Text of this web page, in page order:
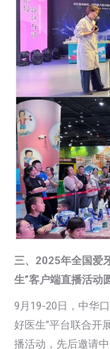
三、2025年全国爱
生”客户端直播活动
9月19-20日，中华
好医生”平台联合开
播活动，先后邀请